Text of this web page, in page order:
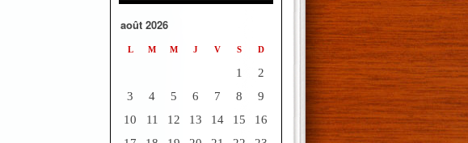
août 2026
L M M J V S D
1
2
3
4 5 6 7 8
9
10
11 12 13 14 15
16